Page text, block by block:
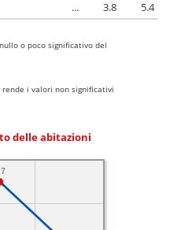
... 3.8 5.4
o poco significativo del
rende i valori non significativi
delle abitazioni